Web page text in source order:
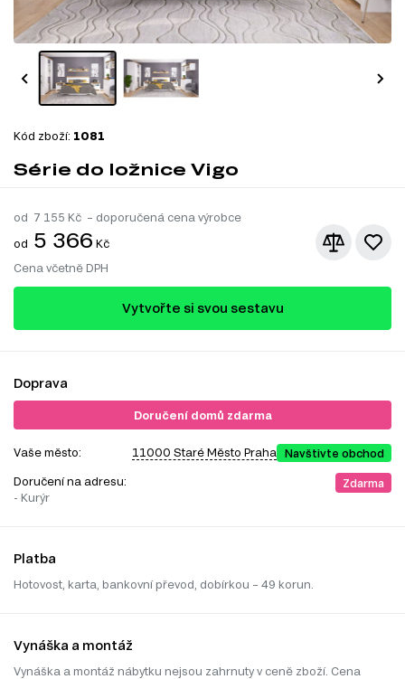
Kód zboží: 1081
Série do ložnice Vigo
od 7 155 Kč – doporučená cena výrobce
od 5 366 Kč
Cena včetně DPH
Vytvořte si svou sestavu
Doprava
Doručení domů zdarma
Vaše město: 11000 Staré Město Praha Navštivte obchod
Doručení na adresu:
- Kurýr
Zdarma
Platba
Hotovost, karta, bankovní převod, dobírkou – 49 korun.
Vynáška a montáž
Vynáška a montáž nábytku nejsou zahrnuty v ceně zboží. Cena